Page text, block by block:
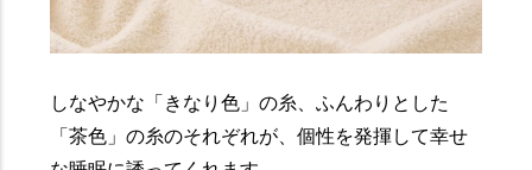
しなやかな「きなり色」の糸、ふんわりとした
「茶色」の糸のそれぞれが、個性を発揮して幸せ